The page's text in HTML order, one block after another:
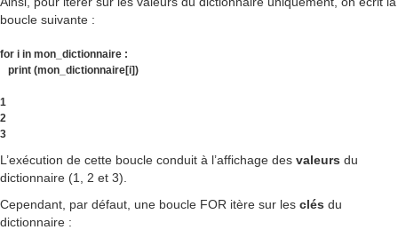
boucle suivante :
for i in mon_dictionnaire :
print (mon_dictionnaire[i])
1
2
3
L’exécution de cette boucle conduit à l’affichage des valeurs du
dictionnaire (1, 2 et 3).
Cependant, par défaut, une boucle FOR itère sur les clés du
dictionnaire :